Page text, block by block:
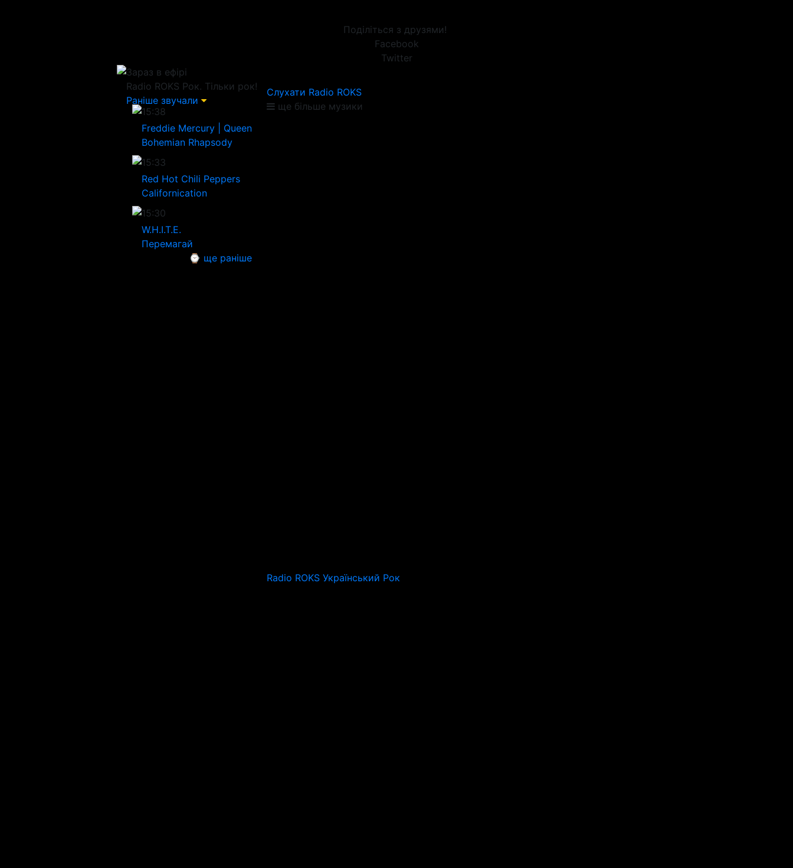
Поділіться з друзями!
Facebook
Twitter
Зараз в ефірі
Radio ROKS Рок. Тільки рок!
Раніше звучали
15:38
Freddie Mercury | Queen
Bohemian Rhapsody
15:33
Red Hot Chili Peppers
Californication
15:30
W.H.I.T.E.
Перемагай
⌚ ще раніше
Слухати Radio ROKS
ще більше музики
Radio ROKS Український Рок